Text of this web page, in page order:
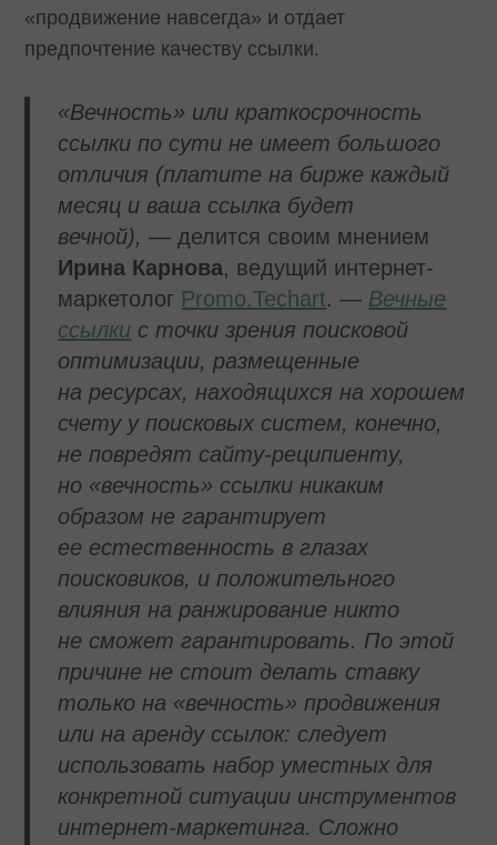
«продвижение навсегда» и отдает
предпочтение качеству ссылки.
«Вечность» или краткосрочность
ссылки по сути не имеет большого
отличия (платите на бирже каждый
месяц и ваша ссылка будет
вечной),— делится своим мнением
Ирина Карнова, ведущий интернет-
маркетолог Promo.Techart. — Вечные
ссылки с точки зрения поисковой
оптимизации, размещенные
на ресурсах, находящихся на хорошем
счету у поисковых систем, конечно,
не повредят сайту-реципиенту,
но «вечность» ссылки никаким
образом не гарантирует
ее естественность в глазах
поисковиков, и положительного
влияния на ранжирование никто
не сможет гарантировать. По этой
причине не стоит делать ставку
только на «вечность» продвижения
или на аренду ссылок: следует
использовать набор уместных для
конкретной ситуации инструментов
интернет-маркетинга. Сложно